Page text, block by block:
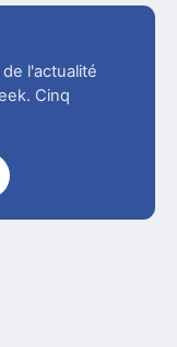
l'actualité
Cinq